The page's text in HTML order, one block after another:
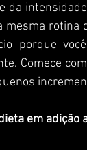
da
mesma rotina
porque
Comece
em adição